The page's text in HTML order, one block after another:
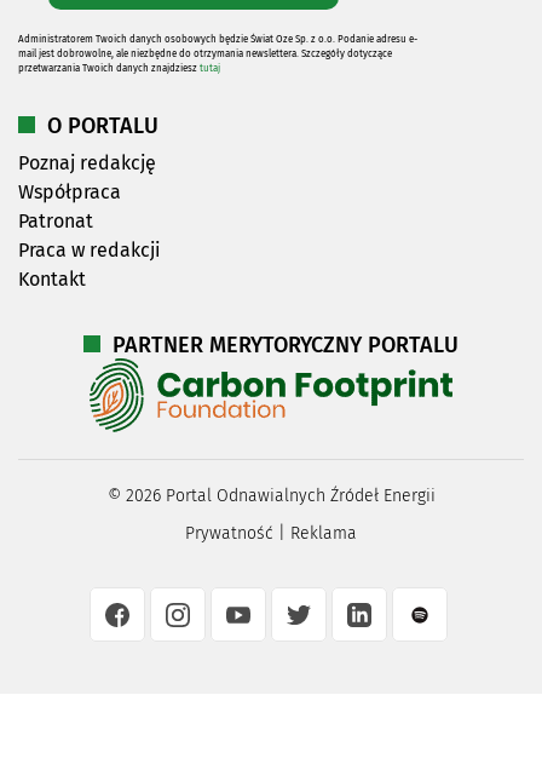
Administratorem Twoich danych osobowych będzie Świat Oze Sp. z o.o. Podanie adresu e-
mail jest dobrowolne, ale niezbędne do otrzymania newslettera. Szczegóły dotyczące
przetwarzania Twoich danych znajdziesz tutaj
O PORTALU
Poznaj redakcję
Współpraca
Patronat
Praca w redakcji
Kontakt
PARTNER MERYTORYCZNY PORTALU
© 2026Portal Odnawialnych Źródeł Energii
Prywatność
Reklama